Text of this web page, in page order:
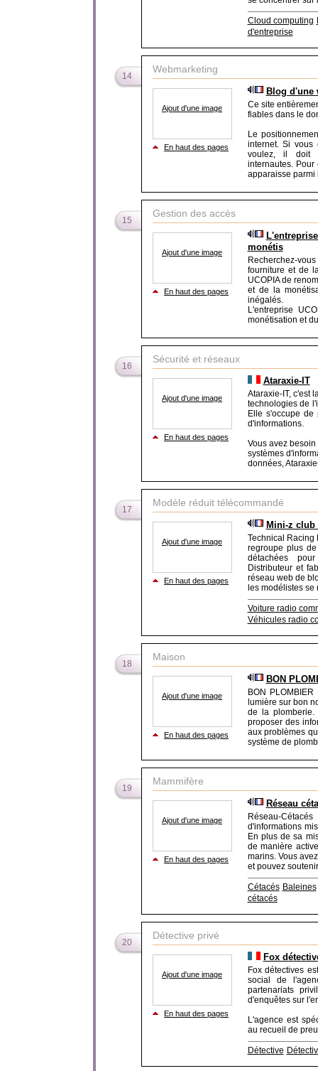
Cloud computing
d'entreprise
14
Webmarketing
Ajout d'une image
En haut des pages
Blog d'une
Ce site
fiables dans le
Le
internet. Si
voulez, il doit
internautes.
apparaisse parmi
15
Gestion des accès
Ajout d'une image
En haut des pages
monétis
Recherchez-
fourniture et de
UCOPIA de
et de la
inégalés.
L'entreprise
monétisation et
16
Sécurité et réseaux
Ajout d'une image
En haut des pages
Ataraxie-IT
Ataraxie-IT, c'est
technologies de
Elle s'occupe de
d'informations.
Vous avez
systèmes
données,
17
Modèle réduit télécommandé
Ajout d'une image
En haut des pages
Mini-z club
Technical Racing
regroupe plus
détachées
Distributeur et
réseau web de
les modélistes
Voiture radio
Véhicules radio
18
Maison
Ajout d'une image
En haut des pages
BON
BON
lumière sur bon
de la
proposer des
aux problèmes
système de
19
Mammifère
Ajout d'une image
En haut des pages
Réseau
Réseau-
d'informations
En plus de sa
de manière
marins. Vous
et pouvez
Cétacés Baleines
cétacés
20
Détective privé
Ajout d'une image
En haut des pages
Fox
Fox détectives
social de
partenariats
d'enquêtes sur
L'agence est
au recueil de
Détective